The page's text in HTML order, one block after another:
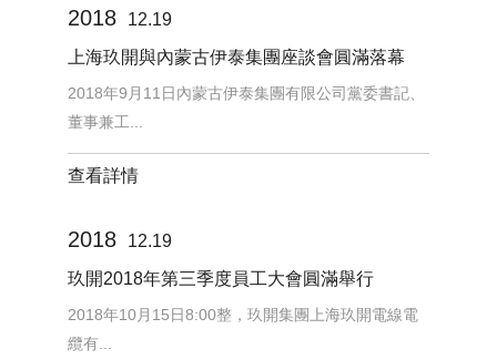
2018
12.19
上海玖開與內蒙古伊泰集團座談會圓滿落幕
2018年9月11日內蒙古伊泰集團有限公司黨委書記、
董事兼工...
查看詳情
2018
12.19
玖開2018年第三季度員工大會圓滿舉行
2018年10月15日8:00整，玖開集團上海玖開電線電
纜有...